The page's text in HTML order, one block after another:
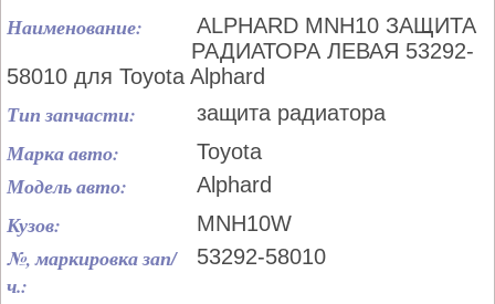
Наименование:
ALPHARD MNH10 ЗАЩИТА
РАДИАТОРА ЛЕВАЯ 53292-
58010 для Toyota Alphard
Тип запчасти: защита радиатора
Марка авто: Toyota
Модель авто: Alphard
Кузов: MNH10W
№, маркировка зап/
ч.:
53292-58010